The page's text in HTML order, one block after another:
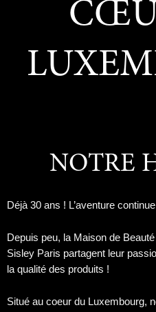
NOTRE
Déjà 30 ans ! L’aventure
Depuis peu, la Maison de
Sisley Paris partagent leur
la qualité des produits !
Situé au coeur du Luxembourg,